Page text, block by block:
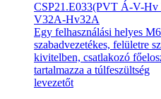
CSP21.E033(PVT Á-V-
V32A-Hv32A
Egy felhasználási helyes
szabadvezetékes, felületre
kivitelben, csatlakozó
tartalmazza a túlfeszültség
levezetőt